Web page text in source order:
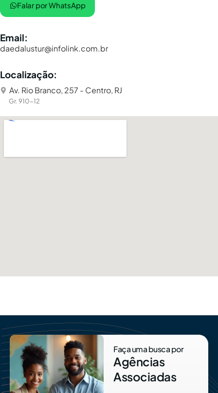
Falar por WhatsApp
Email:
daedalustur@infolink.com.br
Localização:
Av. Rio Branco, 257 - Centro, RJ
Gr. 910-12
Faça uma busca por
Agências
Associadas